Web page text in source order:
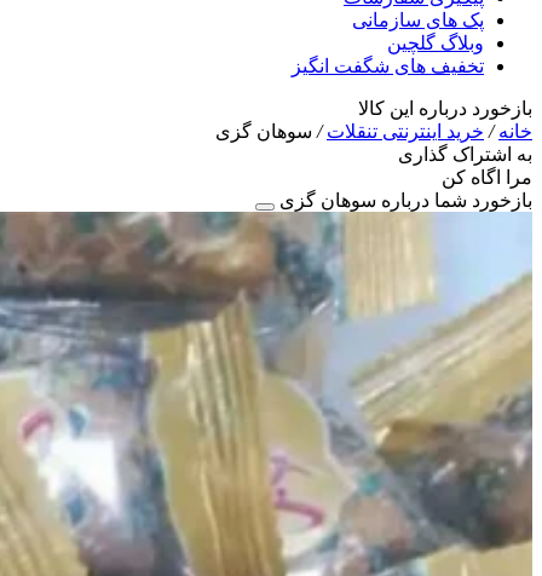
پک های سازمانی
وبلاگ گلچین
تخفیف های شگفت انگیز
بازخورد درباره این کالا
خانه/ خرید اینترنتی تنقلات/ سوهان گزی
به اشتراک گذاری
مرا اگاه کن
بازخورد شما درباره سوهان گزی